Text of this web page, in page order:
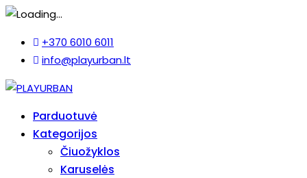
+370 6010 6011
info@playurban.lt
Parduotuvė
Kategorijos
Čiuožyklos
Karuselės